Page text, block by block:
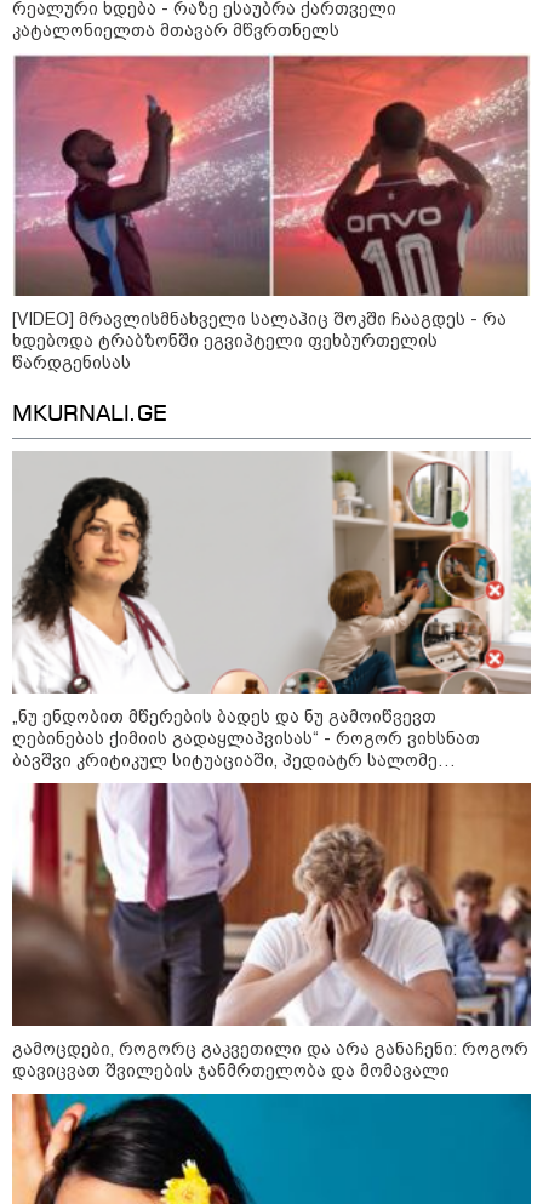
კატეგორიები
7
აგვისტო
დღის ზოგადი
ასტროლოგიური
პროგნოზი
ეს დღე გამოირჩევა სტაბილური და მშვიდი ენერგიით. კარგი
პერიოდია დაწყებული საქმეების ბოლომდე მოსაყვანად,
ფინანსური საკითხების გადასამოწმებლად და სამუშაო
სივრცის მოწესრიგებისთვის. თანმიმდევრული მოქმედება და
პრაქტიკული მიდგომა სასურველ შედეგს უდანაკარგოდ
მოგიტანთ.
აგვისტო აგარაკზე: ეს 5 საქმე
უნდა მოასწროთ შემოდგომის
დადგომამდე
ფული ამ ზოდიაქოს ნიშნების
ხელში აღმოჩნდება: ვინ
გამდიდრდება?
როგორ ჩავიცვათ 40 წლის
შემდეგ: მილიონერების
სტილისტის 8 ოქროს წესი და
აუცილებელი სამოსი
რეალური ხდება - რაზე ესაუბრა ქართველი
კატალონიელთა მთავარ მწვრთნელს
[VIDEO] მრავლისმნახველი სალაჰიც შოკში ჩააგდეს - რა
ხდებოდა ტრაბზონში ეგვიპტელი ფეხბურთელის
წარდგენისას
MKURNALI.GE
„ნუ ენდობით მწერების ბადეს და ნუ გამოიწვევთ
ღებინებას ქიმიის გადაყლაპვისას“ - როგორ ვიხსნათ
ბავშვი კრიტიკულ სიტუაციაში, პედიატრ სალომე
ახვლედიანის რჩევები
გამოცდები, როგორც გაკვეთილი და არა განაჩენი: როგორ
დავიცვათ შვილების ჯანმრთელობა და მომავალი